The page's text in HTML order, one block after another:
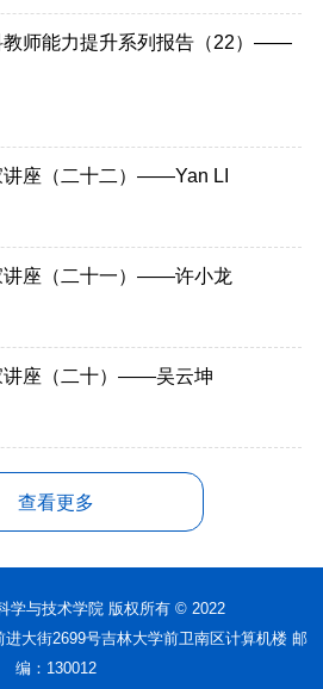
教师能力提升系列报告（22）——
讲座（二十二）——Yan LI
讲座（二十一）——许小龙
讲座（二十）——吴云坤
查看更多
学与技术学院 版权所有 © 2022
大街2699号吉林大学前卫南区计算机楼 邮
编：130012